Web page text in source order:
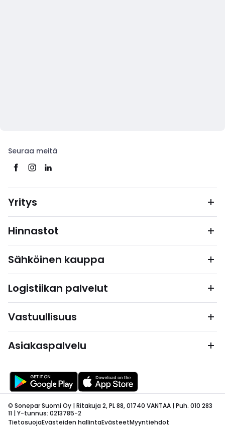
Seuraa meitä
Yritys
Hinnastot
Sähköinen kauppa
Logistiikan palvelut
Vastuullisuus
Asiakaspalvelu
© Sonepar Suomi Oy | Ritakuja 2, PL 88, 01740 VANTAA | Puh. 010 283
11 | Y-tunnus: 0213785-2
TietosuojaEvästeiden hallintaEvästeetMyyntiehdot